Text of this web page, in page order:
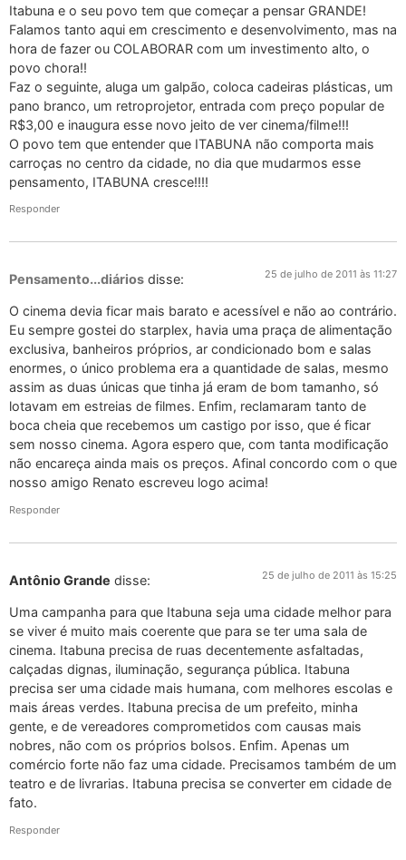
Itabuna e o seu povo tem que começar a pensar GRANDE!
Falamos tanto aqui em crescimento e desenvolvimento, mas na
hora de fazer ou COLABORAR com um investimento alto, o
povo chora!!
Faz o seguinte, aluga um galpão, coloca cadeiras plásticas, um
pano branco, um retroprojetor, entrada com preço popular de
R$3,00 e inaugura esse novo jeito de ver cinema/filme!!!
O povo tem que entender que ITABUNA não comporta mais
carroças no centro da cidade, no dia que mudarmos esse
pensamento, ITABUNA cresce!!!!
Responder
Pensamento...diários disse: 25 de julho de 2011 às 11:27
O cinema devia ficar mais barato e acessível e não ao contrário.
Eu sempre gostei do starplex, havia uma praça de alimentação
exclusiva, banheiros próprios, ar condicionado bom e salas
enormes, o único problema era a quantidade de salas, mesmo
assim as duas únicas que tinha já eram de bom tamanho, só
lotavam em estreias de filmes. Enfim, reclamaram tanto de
boca cheia que recebemos um castigo por isso, que é ficar
sem nosso cinema. Agora espero que, com tanta modificação
não encareça ainda mais os preços. Afinal concordo com o que
nosso amigo Renato escreveu logo acima!
Responder
Antônio Grande disse: 25 de julho de 2011 às 15:25
Uma campanha para que Itabuna seja uma cidade melhor para
se viver é muito mais coerente que para se ter uma sala de
cinema. Itabuna precisa de ruas decentemente asfaltadas,
calçadas dignas, iluminação, segurança pública. Itabuna
precisa ser uma cidade mais humana, com melhores escolas e
mais áreas verdes. Itabuna precisa de um prefeito, minha
gente, e de vereadores comprometidos com causas mais
nobres, não com os próprios bolsos. Enfim. Apenas um
comércio forte não faz uma cidade. Precisamos também de um
teatro e de livrarias. Itabuna precisa se converter em cidade de
fato.
Responder